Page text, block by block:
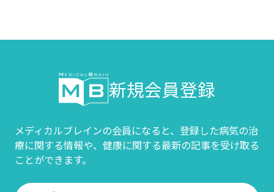
新規会員登録
メディカルブレインの会員になると、登録した病気の治
療に関する情報や、 健康に関する最新の記事を受け取る
ことができます。